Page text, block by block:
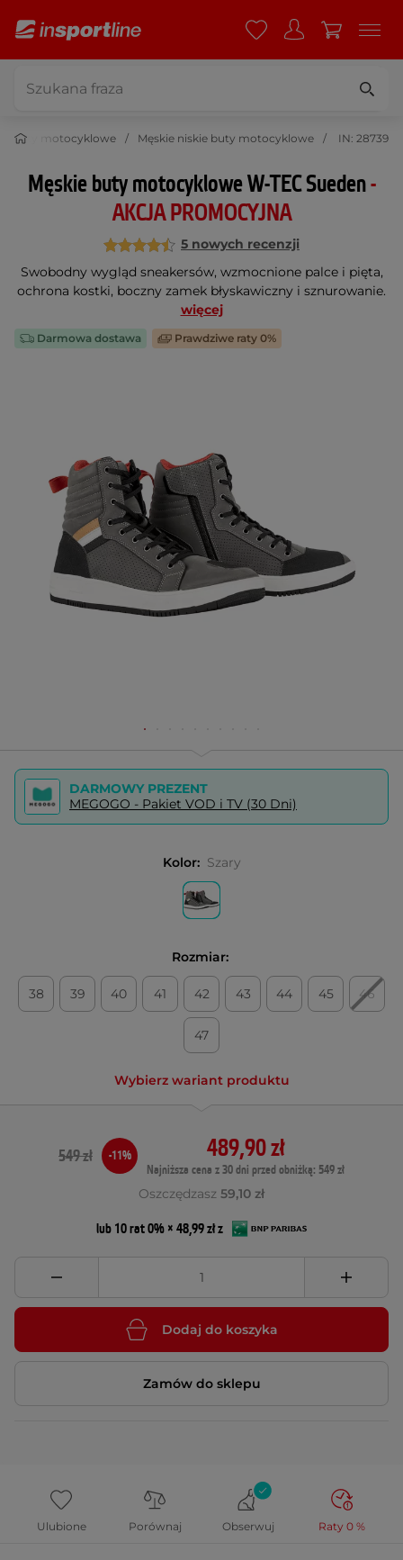
buty motocyklowe Męskie niskie buty motocyklowe IN: 28739
Męskie buty motocyklowe W-TEC Sueden-
AKCJA PROMOCYJNA
5 nowych recenzji
Swobodny wygląd sneakersów, wzmocnione palce i pięta,
ochrona kostki, boczny zamek błyskawiczny i sznurowanie.
więcej
Darmowa dostawa Prawdziwe raty 0%
DARMOWY PREZENT
MEGOGO - Pakiet VOD i TV (30 Dni)
Kolor: Szary
Rozmiar:
38 39 40 41 42 43 44 45 46
47
Wybierz wariant produktu
489,90 zł
Najniższa cena z 30 dni przed obniżką: 549 zł
549 zł -11%
Oszczędzasz 59,10 zł
lub 10 rat 0% × 48,99 zł z
Dodaj do koszyka
Zamów do sklepu
Ulubione Porównaj Obserwuj Raty 0 %